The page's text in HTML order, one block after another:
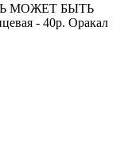
МОЖЕТ БЫТЬ
- 40р. Оракал